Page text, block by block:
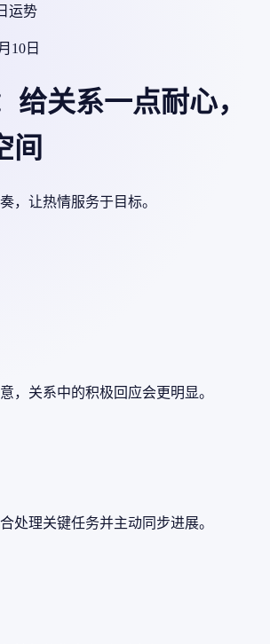
运势
10日
给关系一点耐心，
间
，让热情服务于目标。
，关系中的积极回应会更明显。
处理关键任务并主动同步进展。